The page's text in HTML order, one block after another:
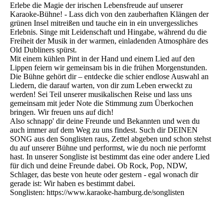
Erlebe die Magie der irischen Lebensfreude auf unserer
Karaoke-Bühne! - Lass dich von den zauberhaften Klängen der
grünen Insel mitreißen und tauche ein in ein unvergessliches
Erlebnis. Singe mit Leidenschaft und Hingabe, während du die
Freiheit der Musik in der warmen, einladenden Atmosphäre des
Old Dubliners spürst.
Mit einem kühlen Pint in der Hand und einem Lied auf den
Lippen feiern wir gemeinsam bis in die frühen Morgenstunden.
Die Bühne gehört dir – entdecke die schier endlose Auswahl an
Liedern, die darauf warten, von dir zum Leben erweckt zu
werden! Sei Teil unserer musikalischen Reise und lass uns
gemeinsam mit jeder Note die Stimmung zum Überkochen
bringen. Wir freuen uns auf dich!
Also schnapp' dir deine Freunde und Bekannten und wen du
auch immer auf dem Weg zu uns findest. Such dir DEINEN
SONG aus den Songlisten raus, Zettel abgeben und schon stehst
du auf unserer Bühne und performst, wie du noch nie performt
hast. In unserer Songliste ist bestimmt das eine oder andere Lied
für dich und deine Freunde dabei. Ob Rock, Pop, NDW,
Schlager, das beste von heute oder gestern - egal wonach dir
gerade ist: Wir haben es bestimmt dabei.
Songlisten: https://www.karaoke-hamburg.de/songlisten